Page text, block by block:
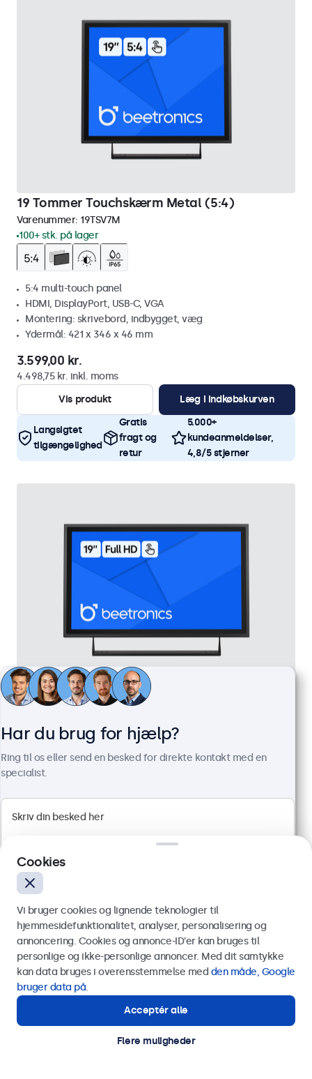
19 Tommer Touchskærm Metal (5:4)
Varenummer: 19TSV7M
100+ stk. på lager
5:4 multi-touch panel
HDMI, DisplayPort, USB-C, VGA
Montering: skrivebord, indbygget, væg
Ydermål: 421 x 346 x 46 mm
3.599,00 kr.
4.498,75 kr. inkl. moms
Vis produkt
Læg i indkøbskurven
Langsigtet
tilgængelighed
Gratis
fragt og
retur
5.000+
kundeanmeldelser,
4,8/5 stjerner
19 Tommer Touchskærm Metal
100+ stk. på lager
Montering: skrivebord, indbygget, væg
4.499,00 kr.
5.623,75 kr. inkl. moms
Har du brug for hjælp?
Ring til os eller send en besked for direkte kontakt med en
specialist.
Send
Eller ring til os på
Kontakt vores specialister.
Cookies
Vi bruger cookies og lignende teknologier til
hjemmesidefunktionalitet, analyser, personalisering og
annoncering. Cookies og annonce-ID’er kan bruges til
personlige og ikke-personlige annoncer. Med dit samtykke
kan data bruges i overensstemmelse med den måde, Google
bruger data på.
Acceptér alle
Flere muligheder